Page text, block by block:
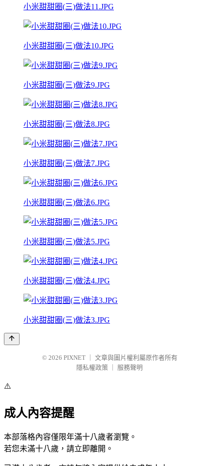
小米甜甜圈(三)做法11.JPG
小米甜甜圈(三)做法10.JPG
小米甜甜圈(三)做法9.JPG
小米甜甜圈(三)做法8.JPG
小米甜甜圈(三)做法7.JPG
小米甜甜圈(三)做法6.JPG
小米甜甜圈(三)做法5.JPG
小米甜甜圈(三)做法4.JPG
小米甜甜圈(三)做法3.JPG
© 2026 PIXNET
文章與圖片權利屬原作者所有
隱私權政策
服務聲明
⚠️
成人內容提醒
本部落格內容僅限年滿十八歲者瀏覽。
若您未滿十八歲，請立即離開。